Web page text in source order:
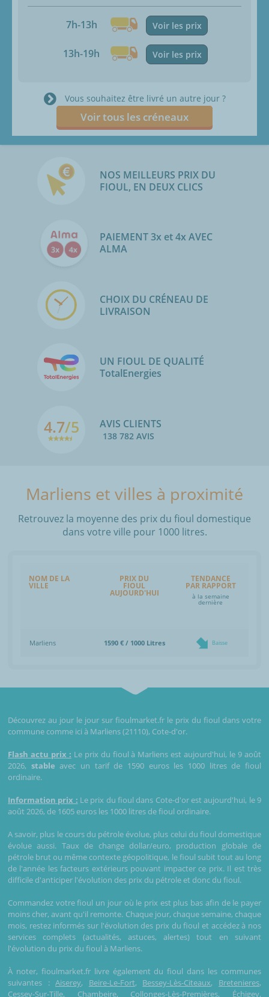
7h-13h Voir les prix
13h-19h Voir les prix
Vous souhaitez être livré un autre jour ?
Voir tous les créneaux
NOS MEILLEURS PRIX DU
FIOUL, EN DEUX CLICS
PAIEMENT 3x et 4x AVEC
ALMA
CHOIX DU CRÉNEAU DE
LIVRAISON
UN FIOUL DE QUALITÉ
TotalEnergies
4.7/5 AVIS CLIENTS
138 782 AVIS
Marliens et villes à proximité
Retrouvez la moyenne des prix du fioul domestique
dans votre ville pour 1000 litres.
NOM DE LA
VILLE
PRIX DU
FIOUL
AUJOURD'HUI
TENDANCE
PAR RAPPORT
à la semaine
dernière
Marliens 1590 € / 1000 Litres Baisse
Découvrez au jour le jour sur fioulmarket.fr le prix du fioul dans votre
commune comme ici à Marliens (21110), Cote-d'or.
Flash actu prix : Le prix du fioul à Marliens est aujourd'hui, le 9 août
2026, stable avec un tarif de 1590 euros les 1000 litres de fioul
ordinaire.
Information prix : Le prix du fioul dans Cote-d'or est aujourd'hui, le 9
août 2026, de 1605 euros les 1000 litres de fioul ordinaire.
A savoir, plus le cours du pétrole évolue, plus celui du fioul domestique
évolue aussi. Taux de change dollar/euro, production globale de
pétrole brut ou même contexte géopolitique, le fioul subit tout au long
de l'année les facteurs extérieurs pouvant impacter ce prix. Il est très
difficile d'anticiper l'évolution des prix du pétrole et donc du fioul.
Commandez votre fioul un jour où le prix est plus bas afin de le payer
moins cher, avant qu'il remonte. Chaque jour, chaque semaine, chaque
mois, restez informés sur l'évolution des prix du fioul et accédez à nos
services complets (actualités, astuces, alertes) tout en suivant
l'évolution du prix du fioul à Marliens.
À noter, fioulmarket.fr livre également du fioul dans les communes
suivantes :Aiserey, Beire-Le-Fort, Bessey-Lès-Citeaux, Bretenieres,
Cessey-Sur-Tille, Chambeire, Collonges-Lès-Premières, Échigey,